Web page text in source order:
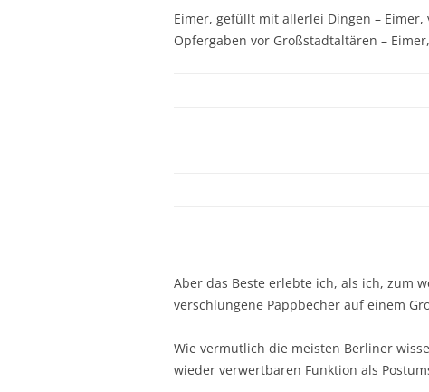
Eimer, gefüllt mit allerlei Dingen –
Opfergaben vor Großstadtaltären –
Aber das Beste erlebte ich, als ich, zum
verschlungene Pappbecher auf einem
Wie vermutlich die meisten Berliner
wieder verwertbaren Funktion als